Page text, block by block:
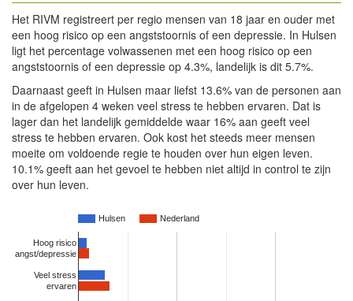
Het RIVM registreert per regio mensen van 18 jaar en ouder met
een hoog risico op een angststoornis of een depressie. In Hulsen
ligt het percentage volwassenen met een hoog risico op een
angststoornis of een depressie op 4.3%, landelijk is dit 5.7%.
Daarnaast geeft in Hulsen maar liefst 13.6% van de personen aan
in de afgelopen 4 weken veel stress te hebben ervaren. Dat is
lager dan het landelijk gemiddelde waar 16% aan geeft veel
stress te hebben ervaren. Ook kost het steeds meer mensen
moeite om voldoende regie te houden over hun eigen leven.
10.1% geeft aan het gevoel te hebben niet altijd in control te zijn
over hun leven.
Hulsen Nederland
Hoog risico
angst/depressie
Veel stress
ervaren